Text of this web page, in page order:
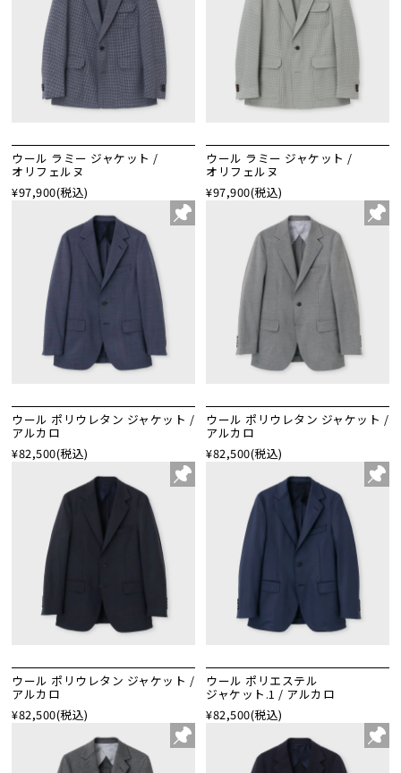
ウール ラミー ジャケット /
オリフェルヌ
¥97,900(税込)
ウール ラミー ジャケット /
オリフェルヌ
¥97,900(税込)
ウール ポリウレタン ジャケット /
アルカロ
¥82,500(税込)
ウール ポリウレタン ジャケット /
アルカロ
¥82,500(税込)
ウール ポリウレタン ジャケット /
アルカロ
¥82,500(税込)
ウール ポリエステル
ジャケット.1 / アルカロ
¥82,500(税込)